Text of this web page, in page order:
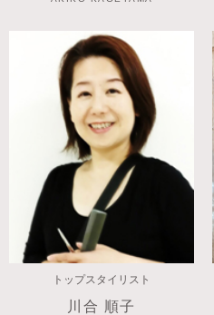
トップスタイリスト
川合 順子